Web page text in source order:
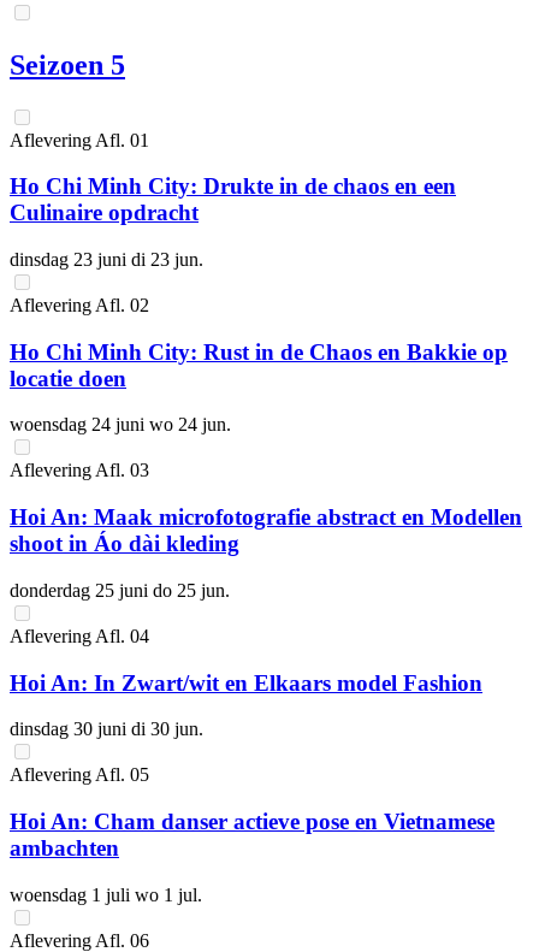
Seizoen 5
Aflevering Afl. 01
Ho Chi Minh City: Drukte in de chaos en een
Culinaire opdracht
dinsdag 23 juni di 23 jun.
Aflevering Afl. 02
Ho Chi Minh City: Rust in de Chaos en Bakkie op
locatie doen
woensdag 24 juni wo 24 jun.
AfleveringAfl. 03
Hoi An: Maak microfotografie abstract en Modellen
shoot in Áo dài kleding
donderdag 25 juni do 25 jun.
Aflevering Afl. 04
Hoi An: In Zwart/wit en Elkaars model Fashion
dinsdag 30 juni di 30 jun.
Aflevering Afl. 05
Hoi An: Cham danser actieve pose en Vietnamese
ambachten
woensdag 1 juli wo 1 jul.
Aflevering Afl. 06